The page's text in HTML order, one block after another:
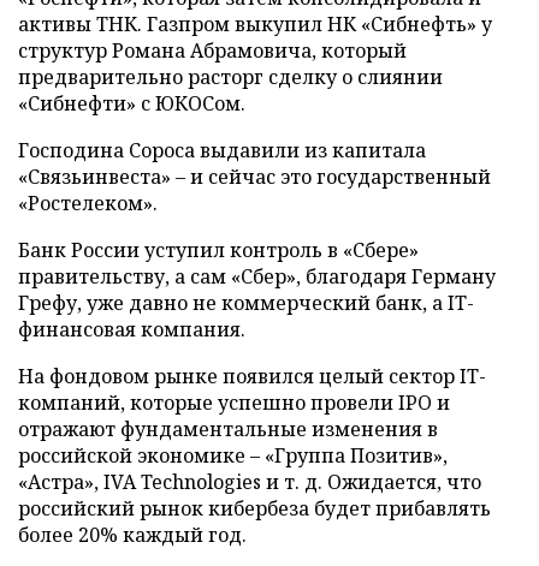
активы ТНК. Газпром выкупил НК «Сибнефть» у
структур Романа Абрамовича, который
предварительно расторг сделку о слиянии
«Сибнефти» с ЮКОСом.
Господина Сороса выдавили из капитала
«Связьинвеста» – и сейчас это государственный
«Ростелеком».
Банк России уступил контроль в «Сбере»
правительству, а сам «Сбер», благодаря Герману
Грефу, уже давно не коммерческий банк, а IT-
финансовая компания.
На фондовом рынке появился целый сектор IT-
компаний, которые успешно провели IPO и
отражают фундаментальные изменения в
российской экономике – «Группа Позитив»,
«Астра», IVA Technologies и т. д. Ожидается, что
российский рынок кибербеза будет прибавлять
более 20% каждый год.